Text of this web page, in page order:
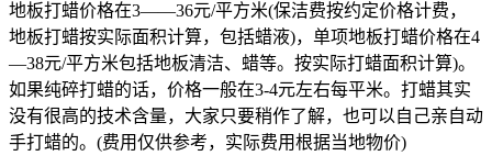
地板打蜡价格在3——36元/平方米(保洁费按约定价格计费，
地板打蜡按实际面积计算，包括蜡液)，单项地板打蜡价格在4
—38元/平方米包括地板清洁、蜡等。按实际打蜡面积计算)。
如果纯碎打蜡的话，价格一般在3-4元左右每平米。打蜡其实
没有很高的技术含量，大家只要稍作了解，也可以自己亲自动
手打蜡的。(费用仅供参考，实际费用根据当地物价)